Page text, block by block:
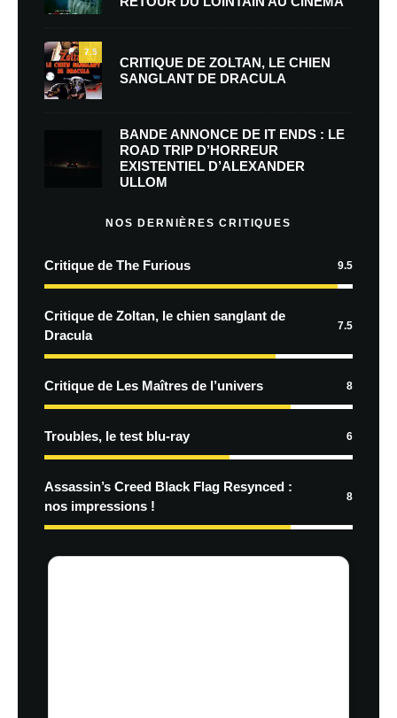
7.5
CRITIQUE DE ZOLTAN, LE CHIEN
SANGLANT DE DRACULA
BANDE ANNONCE DE IT ENDS : LE
ROAD TRIP D’HORREUR
EXISTENTIEL D’ALEXANDER
ULLOM
NOS DERNIÈRES CRITIQUES
Critique de The Furious 9.5
Critique de Zoltan, le chien sanglant de
Dracula
7.5
Critique de Les Maîtres de l’univers 8
Troubles, le test blu-ray 6
Assassin’s Creed Black Flag Resynced :
nos impressions !
8